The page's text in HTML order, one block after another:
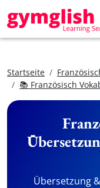
Startseite
📚 Französisch
Übersetzung